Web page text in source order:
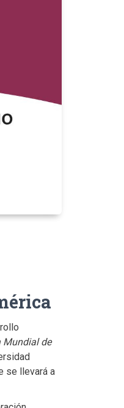
Mundial de
se llevará a